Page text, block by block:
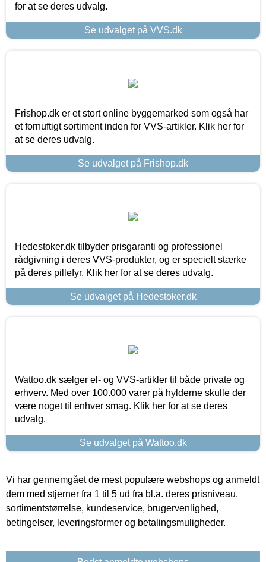
for at se deres udvalg.
Se udvalget på VVS.dk
Frishop.dk er et stort online byggemarked som også har
et fornuftigt sortiment inden for VVS-artikler. Klik her for
at se deres udvalg.
Se udvalget på Frishop.dk
Hedestoker.dk tilbyder prisgaranti og professionel
rådgivning i deres VVS-produkter, og er specielt stærke
på deres pillefyr. Klik her for at se deres udvalg.
Se udvalget på Hedestoker.dk
Wattoo.dk sælger el- og VVS-artikler til både private og
erhverv. Med over 100.000 varer på hylderne skulle der
være noget til enhver smag. Klik her for at se deres
udvalg.
Se udvalget på Wattoo.dk
Vi har gennemgået de mest populære webshops og anmeldt
dem med stjerner fra 1 til 5 ud fra bl.a. deres prisniveau,
sortimentstørrelse, kundeservice, brugervenlighed,
betingelser, leveringsformer og betalingsmuligheder.